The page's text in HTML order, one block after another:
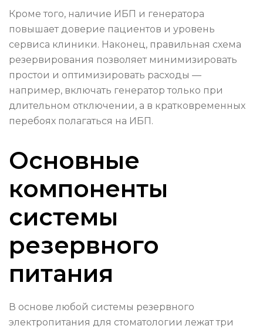
Кроме того, наличие ИБП и генератора
повышает доверие пациентов и уровень
сервиса клиники. Наконец, правильная схема
резервирования позволяет минимизировать
простои и оптимизировать расходы —
например, включать генератор только при
длительном отключении, а в кратковременных
перебоях полагаться на ИБП.
Основные
компоненты
системы
резервного
питания
В основе любой системы резервного
электропитания для стоматологии лежат три